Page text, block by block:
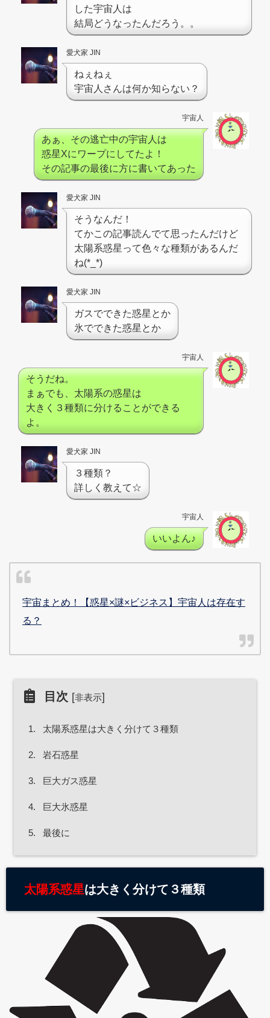
した宇宙人は
結局どうなったんだろう。。
愛犬家 JIN
ねぇねぇ
宇宙人さんは何か知らない？
宇宙人
あぁ、その逃亡中の宇宙人は
惑星Xにワープにしてたよ！
その記事の最後に方に書いてあった
愛犬家 JIN
そうなんだ！
てかこの記事読んでて思ったんだけど
太陽系惑星って色々な種類があるんだ
ね(*_*)
愛犬家 JIN
ガスでできた惑星とか
氷でできた惑星とか
宇宙人
そうだね。
まぁでも、太陽系の惑星は
大きく３種類に分けることができる
よ。
愛犬家 JIN
３種類？
詳しく教えて☆
宇宙人
いいよん♪
宇宙まとめ！【惑星×謎×ビジネス】宇宙人は存在す
る？
目次 [非表示]
1. 太陽系惑星は大きく分けて３種類
2. 岩石惑星
3. 巨大ガス惑星
4. 巨大氷惑星
5. 最後に
太陽系惑星は大きく分けて３種類